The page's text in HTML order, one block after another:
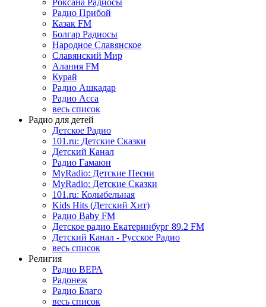
Радио Прибой
Казак FM
Болгар Радиосы
Народное Славянское
Славянский Мир
Алания FM
Курай
Радио Ашкадар
Радио Асса
весь список
Радио для детей
Детское Радио
101.ru: Детские Сказки
Детский Канал
Радио Гамаюн
MyRadio: Детские Песни
MyRadio: Детские Сказки
101.ru: Колыбельная
Kids Hits (Детский Хит)
Радио Baby FM
Детское радио Екатеринбург 89.2 FM
Детский Канал - Русское Радио
весь список
Религия
Радио ВЕРА
Радонеж
Радио Благо
весь список